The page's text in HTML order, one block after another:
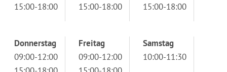
15:00-18:00
15:00-18:00
15:00-18:00
Donnerstag
09:00-12:00
Freitag
09:00-12:00
Samstag
10:00-11:30